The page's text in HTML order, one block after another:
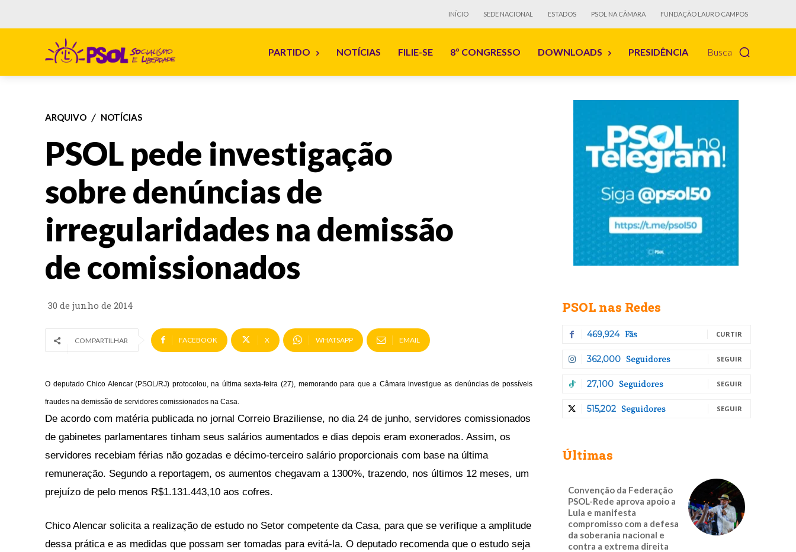
INÍCIO SEDE NACIONAL ESTADOS PSOL NA CÂMARA FUNDAÇÃO LAURO CAMPOS
Busca
PARTIDO NOTÍCIAS FILIE-SE 8º CONGRESSO DOWNLOADS PRESIDÊNCIA
ARQUIVO NOTÍCIAS
PSOL pede investigação
sobre denúncias de
irregularidades na demissão
de comissionados
30 de junho de 2014
COMPARTILHAR FACEBOOK X WHATSAPP EMAIL
O deputado Chico Alencar (PSOL/RJ) protocolou, na última sexta-feira (27), memorando para que a Câmara investigue as denúncias de possíveis
fraudes na demissão de servidores comissionados na Casa.
De acordo com matéria publicada no jornal Correio Braziliense, no dia 24 de junho, servidores comissionados
de gabinetes parlamentares tinham seus salários aumentados e dias depois eram exonerados. Assim, os
servidores recebiam férias não gozadas e décimo-terceiro salário proporcionais com base na última
remuneração. Segundo a reportagem, os aumentos chegavam a 1300%, trazendo, nos últimos 12 meses, um
prejuízo de pelo menos R$1.131.443,10 aos cofres.
Chico Alencar solicita a realização de estudo no Setor competente da Casa, para que se verifique a amplitude
dessa prática e as medidas que possam ser tomadas para evitá-la. O deputado recomenda que o estudo seja
PSOL nas Redes
469,924 Fãs CURTIR
362,000 Seguidores SEGUIR
27,100 Seguidores SEGUIR
515,202 Seguidores SEGUIR
Últimas
Convenção da Federação
PSOL-Rede aprova apoio a
Lula e manifesta
compromisso com a defesa
da soberania nacional e
contra a extrema direita